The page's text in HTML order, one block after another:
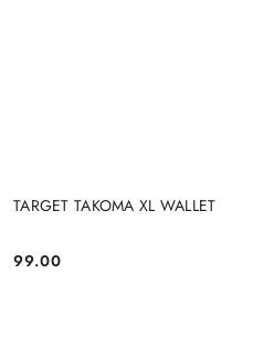
TARGET TAKOMA XL WALLET
Cena:
99.00